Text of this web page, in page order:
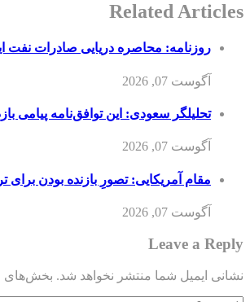
Related Articles
روزنامه: محاصره دریایی صادرات نفت
آگوست 07, 2026
تحلیلگر سعودی: این توافق‌نامه پیامی
آگوست 07, 2026
مقام آمریکایی: تصورِ بازنده بودن
آگوست 07, 2026
Leave a Reply
نشانی ایمیل شما منتشر نخواهد شد. بخش‌های